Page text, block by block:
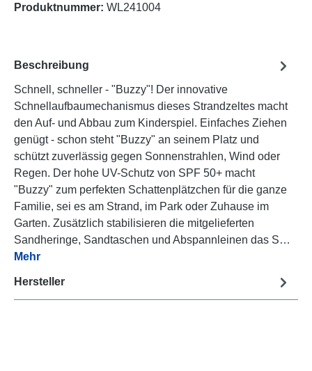
Produktnummer: WL241004
Beschreibung
Schnell, schneller - "Buzzy"! Der innovative
Schnellaufbaumechanismus dieses Strandzeltes macht
den Auf- und Abbau zum Kinderspiel. Einfaches Ziehen
genügt - schon steht "Buzzy" an seinem Platz und
schützt zuverlässig gegen Sonnenstrahlen, Wind oder
Regen. Der hohe UV-Schutz von SPF 50+ macht
"Buzzy" zum perfekten Schattenplätzchen für die ganze
Familie, sei es am Strand, im Park oder Zuhause im
Garten. Zusätzlich stabilisieren die mitgelieferten
Sandheringe, Sandtaschen und Abspannleinen das S…
Mehr
Hersteller